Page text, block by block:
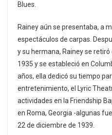
Blues.
Rainey aún se presentaba, a
espectáculos de carpas.
y su hermana, Rainey se
1935 y se estableció en
años, ella dedicó su tiempo
entretenimiento, el Lyric
actividades en la Friendship
en Roma, Georgia -algunas
22 de diciembre de 1939.